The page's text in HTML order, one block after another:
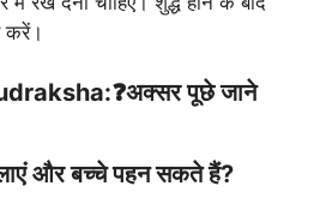
करें।
पूछे जाने
और बच्चे पहन सकते हैं?